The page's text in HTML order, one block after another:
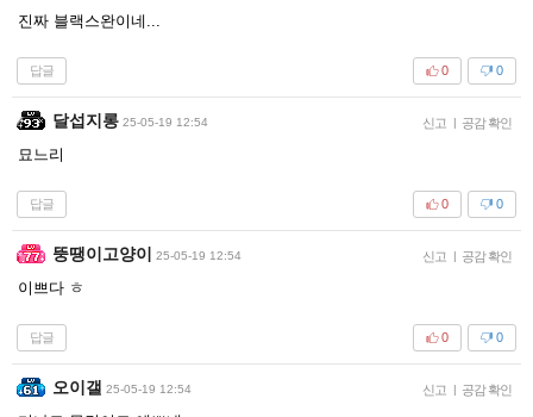
진짜 블랙스완이네...
답글 0
0
달섭지롱 25-05-19 12:54 신고 | 공감 확인
묘느리
답글 0
0
뚱땡이고양이 25-05-19 12:54 신고 | 공감 확인
이쁘다 ㅎ
답글 0
0
오이갤 25-05-19 12:54 신고 | 공감 확인